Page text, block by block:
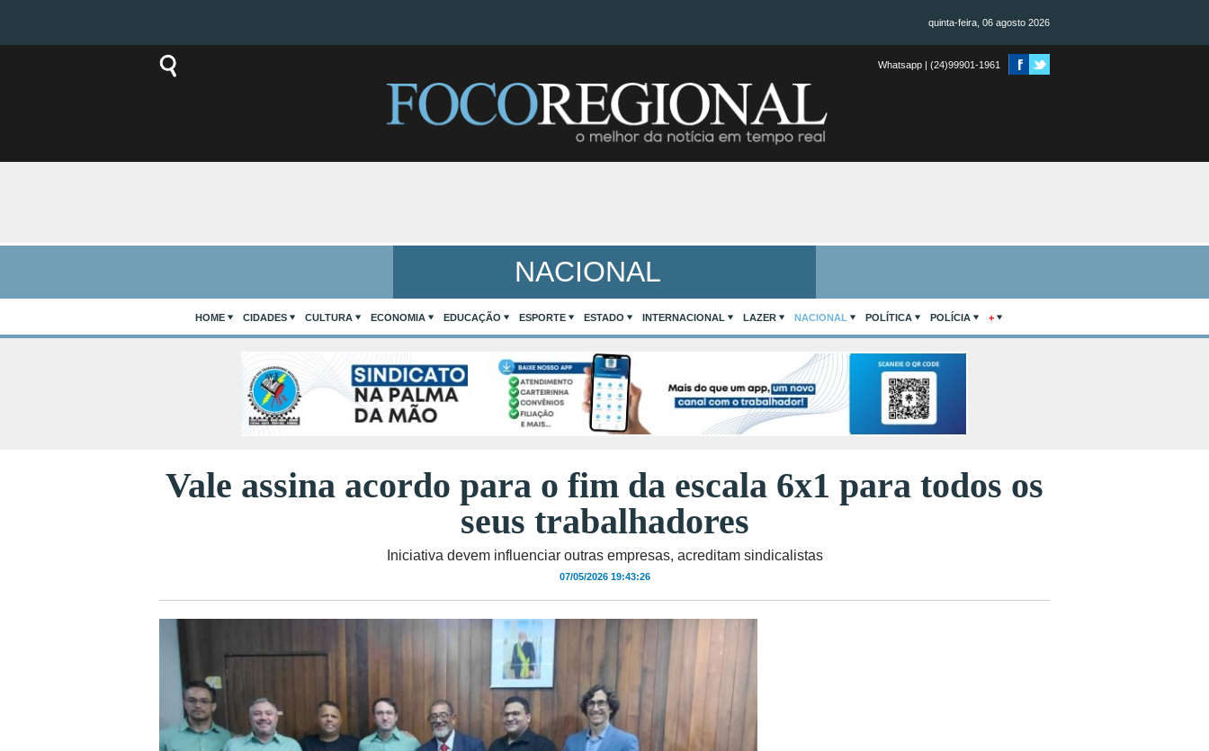
quinta-feira, 06 agosto 2026
Whatsapp | (24)99901-1961
NACIONAL
HOME CIDADES CULTURA ECONOMIA EDUCAÇÃO ESPORTE ESTADO INTERNACIONAL LAZER NACIONAL POLÍTICA POLÍCIA +
Vale assina acordo para o fim da escala 6x1 para todos os
seus trabalhadores
Iniciativa devem influenciar outras empresas, acreditam sindicalistas
07/05/2026 19:43:26